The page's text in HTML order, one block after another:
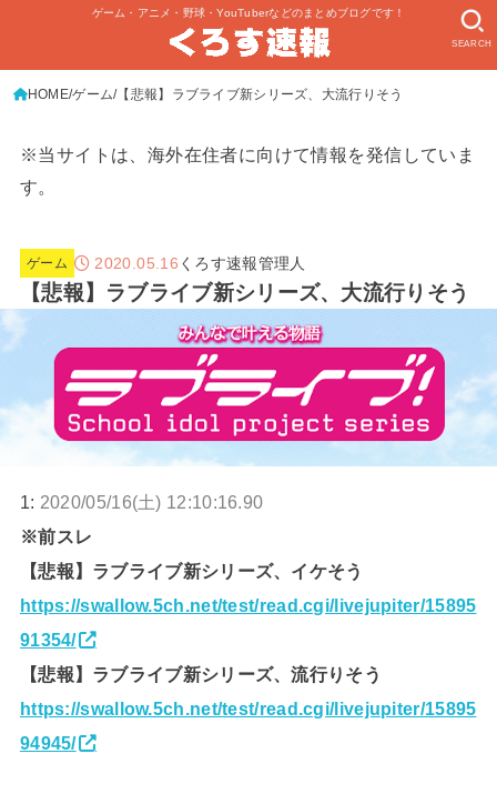
ゲーム・アニメ・野球・YouTuberなどのまとめブログです！
SEARCH
HOME ゲーム 【悲報】ラブライブ新シリーズ、大流行りそう
※当サイトは、海外在住者に向けて情報を発信していま
す。
ゲーム 2020.05.16 くろす速報管理人
【悲報】ラブライブ新シリーズ、大流行りそう
1: 2020/05/16(土) 12:10:16.90
※前スレ
【悲報】ラブライブ新シリーズ、イケそう
https://swallow.5ch.net/test/read.cgi/livejupiter/15895
91354/
【悲報】ラブライブ新シリーズ、流行りそう
https://swallow.5ch.net/test/read.cgi/livejupiter/15895
94945/